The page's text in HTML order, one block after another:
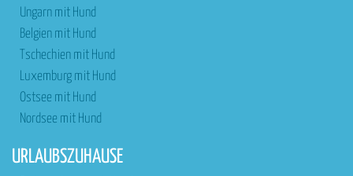
Ungarn mit Hund
Belgien mit Hund
Tschechien mit Hund
Luxemburg mit Hund
Ostsee mit Hund
Nordsee mit Hund
URLAUBSZUHAUSE